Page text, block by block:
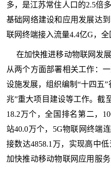
多，是江苏常住人口的2.5倍
基础网络建设和应用发展达
联网终端接入流量4.4亿G，全
在加快推进移动物联网发
从两个方面部署相关工作：
设施发展，组织编制“十四五
兆”重大项目建设等工作。截
18.2万个，全国排名第二，
站40.0万个，5G物联网终端
接数达4858.1万，实现高中
加快推动移动物联网应用服